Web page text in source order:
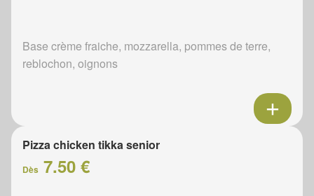
Base crème fraiche, mozzarella, pommes de terre,
reblochon, oignons
Pizza chicken tikka senior
Dès 7.50 €